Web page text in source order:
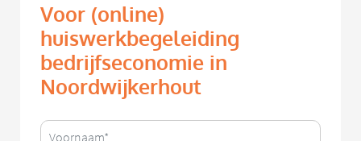
Voor (online)
huiswerkbegeleiding
bedrijfseconomie in
Noordwijkerhout